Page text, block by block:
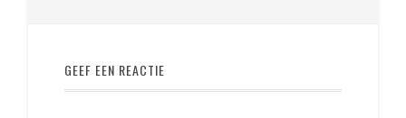
GEEF EEN REACTIE